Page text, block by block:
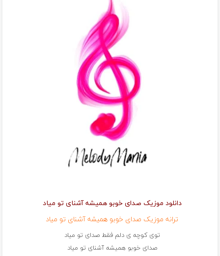
دانلود موزیک صدای خوبو همیشه آشنای تو میاد
ترانه موزیک صدای خوبو همیشه آشنای تو میاد
توی کوچه ی دلم فقط صدای تو میاد
صدای خوبو همیشه آشنای تو میاد